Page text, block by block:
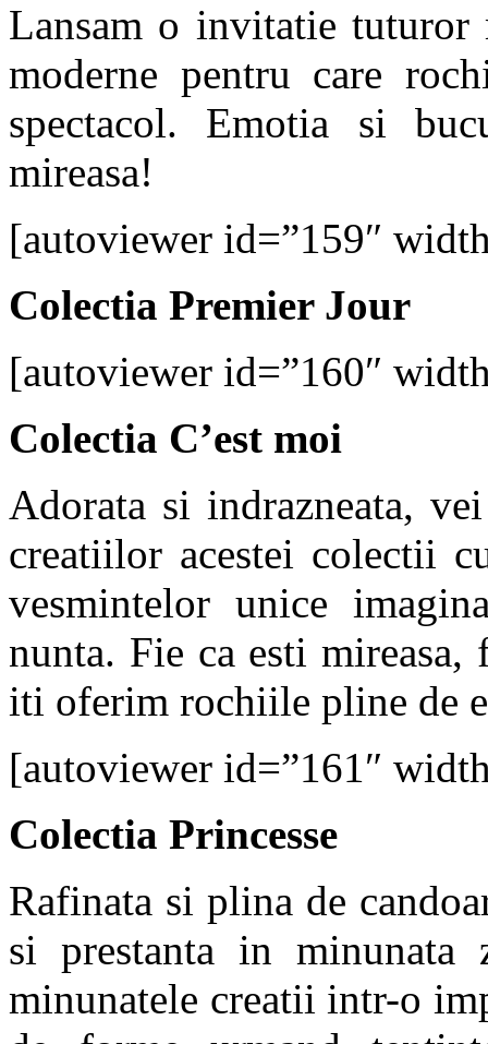
Lansam o invitatie tuturor
moderne pentru care
spectacol. Emotia si
mireasa!
[autoviewer id=”159″
Colectia Premier Jour
[autoviewer id=”160″
Colectia C’est moi
Adorata si indrazneata,
creatiilor acestei colectii
vesmintelor unice
nunta. Fie ca esti
iti oferim rochiile pline de
[autoviewer id=”161″
Colectia Princesse
Rafinata si plina de
si prestanta in
minunatele creatii intr-o